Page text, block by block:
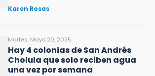
Karen Rosas
Martes, Mayo 20, 2025
Hay 4 colonias de San Andrés
Cholula que solo reciben agua
una vez por semana